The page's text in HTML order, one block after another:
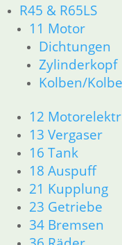
R45 & R65LS
11 Motor
Dichtungen
Zylinderkopf
Kolben/
12
13 Vergaser
16 Tank
18 Auspuff
21 Kupplung
23 Getriebe
34 Bremsen
63 Scheinwerfer
R50/5 – R75/5
11 Motor
Dichtungen
Kolben/Kolbenringe
Zylinderkopf
12 Motorelektrik
13 Vergaser
16 Tank
18 Auspuff
21 Kupplung
23 Getriebe
26 Kardanwelle
31 Telegabel
32 Lenkung